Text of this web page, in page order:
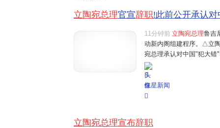
立陶宛总理官宣辞职!此前公开承认
11分钟前 立陶宛总理鲁吉
动新内阁组建程序。△立
宛总理承认对中国"犯大错
内对记者表示："我看不出
据新华社报道，鲁吉尼埃
红星新闻
立陶宛总理宣布辞职